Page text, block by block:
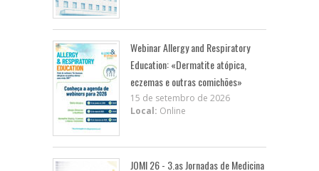
Webinar Allergy and Respiratory
Education: «Dermatite atópica,
eczemas e outras comichões»
15 de setembro de 2026
Local: Online
JOMI 26 - 3.as Jornadas de Medicina